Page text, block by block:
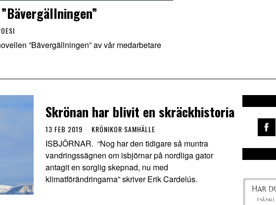
”Bävergällningen” av vår medarbetare
Skrönan har blivit en skräckhistoria
13 FEB 2019 KRÖNIKOR·SAMHÄLLE
ISBJÖRNAR. “Nog har den tidigare så muntra
vandringssägnen om isbjörnar på nordliga gator
antagit en sorglig skepnad, nu med
klimatförändringarna” skriver Erik Cardelús.